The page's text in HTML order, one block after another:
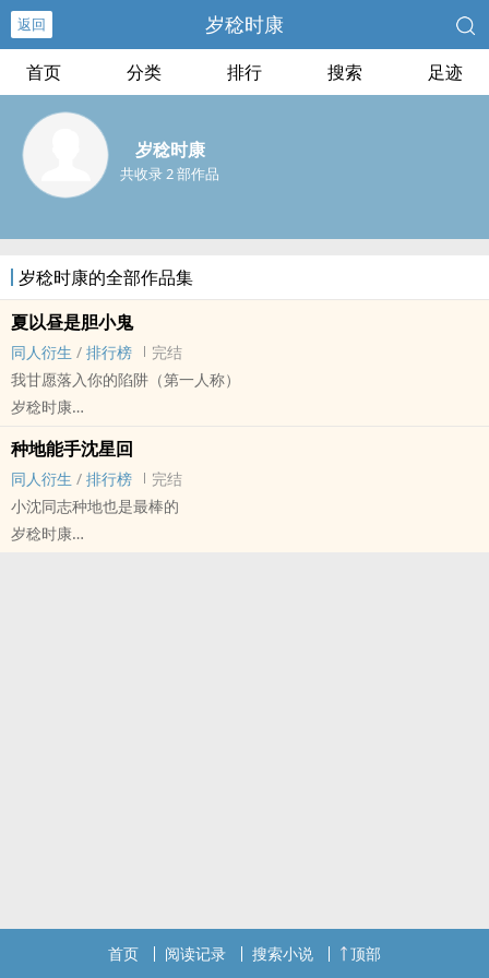
返回 岁稔时康
首页 分类 排行 搜索 足迹
岁稔时康
共收录 2 部作品
岁稔时康的全部作品集
夏以昼是胆小鬼
‌同‍‍‎人‌‌‍衍生 / 排行榜
完结
我甘愿落入你的陷阱（第一人称）
岁稔时康
完结
种地能手沈星回
‌同‍‍‎人‌‌‍衍生 / 排行榜
完结
小沈同志种地也是最棒的
岁稔时康
首页 阅读记录 搜索小说 顶部